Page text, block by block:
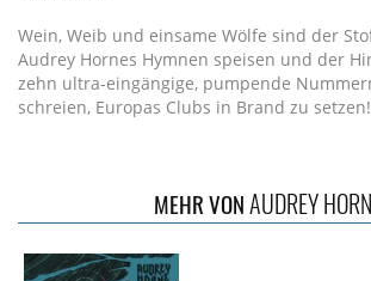
Wein, Weib und einsame Wölfe sind der
Audrey Hornes Hymnen speisen und der
zehn ultra-eingängige, pumpende
schreien, Europas Clubs in Brand zu setzen!
MEHR VONAUDREY